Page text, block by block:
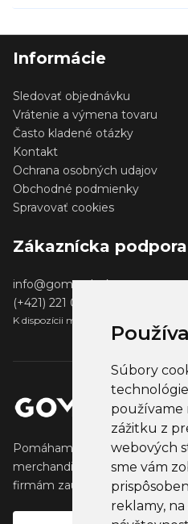
Súbory
používame
zážitku z
webových
sme vám
reklamy,
Informácie
Sledovať objednávku
Vrátenie a výmena tovaru
Často kladené otázky
Kontakt
Ochrana osobných udajov
Obchodné podmienky
Spravovať cookies
Zákaznícka podpora
info@gomerch.sk
(+421) 221 001 000
K dispozícii medzi 13:00 - 14:00
Pomáhame tvorcom vytvárať
merchandise, ktorý oslovuje
firmám zaujať ich klientov,